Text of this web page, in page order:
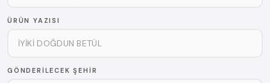
ÜRÜN YAZISI
GÖNDERILECEK ŞEHIR